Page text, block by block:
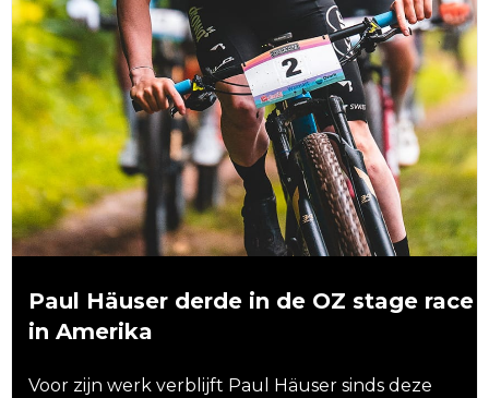
Paul Häuser derde in de OZ stage race
in Amerika
Voor zijn werk verblijft Paul Häuser sinds deze